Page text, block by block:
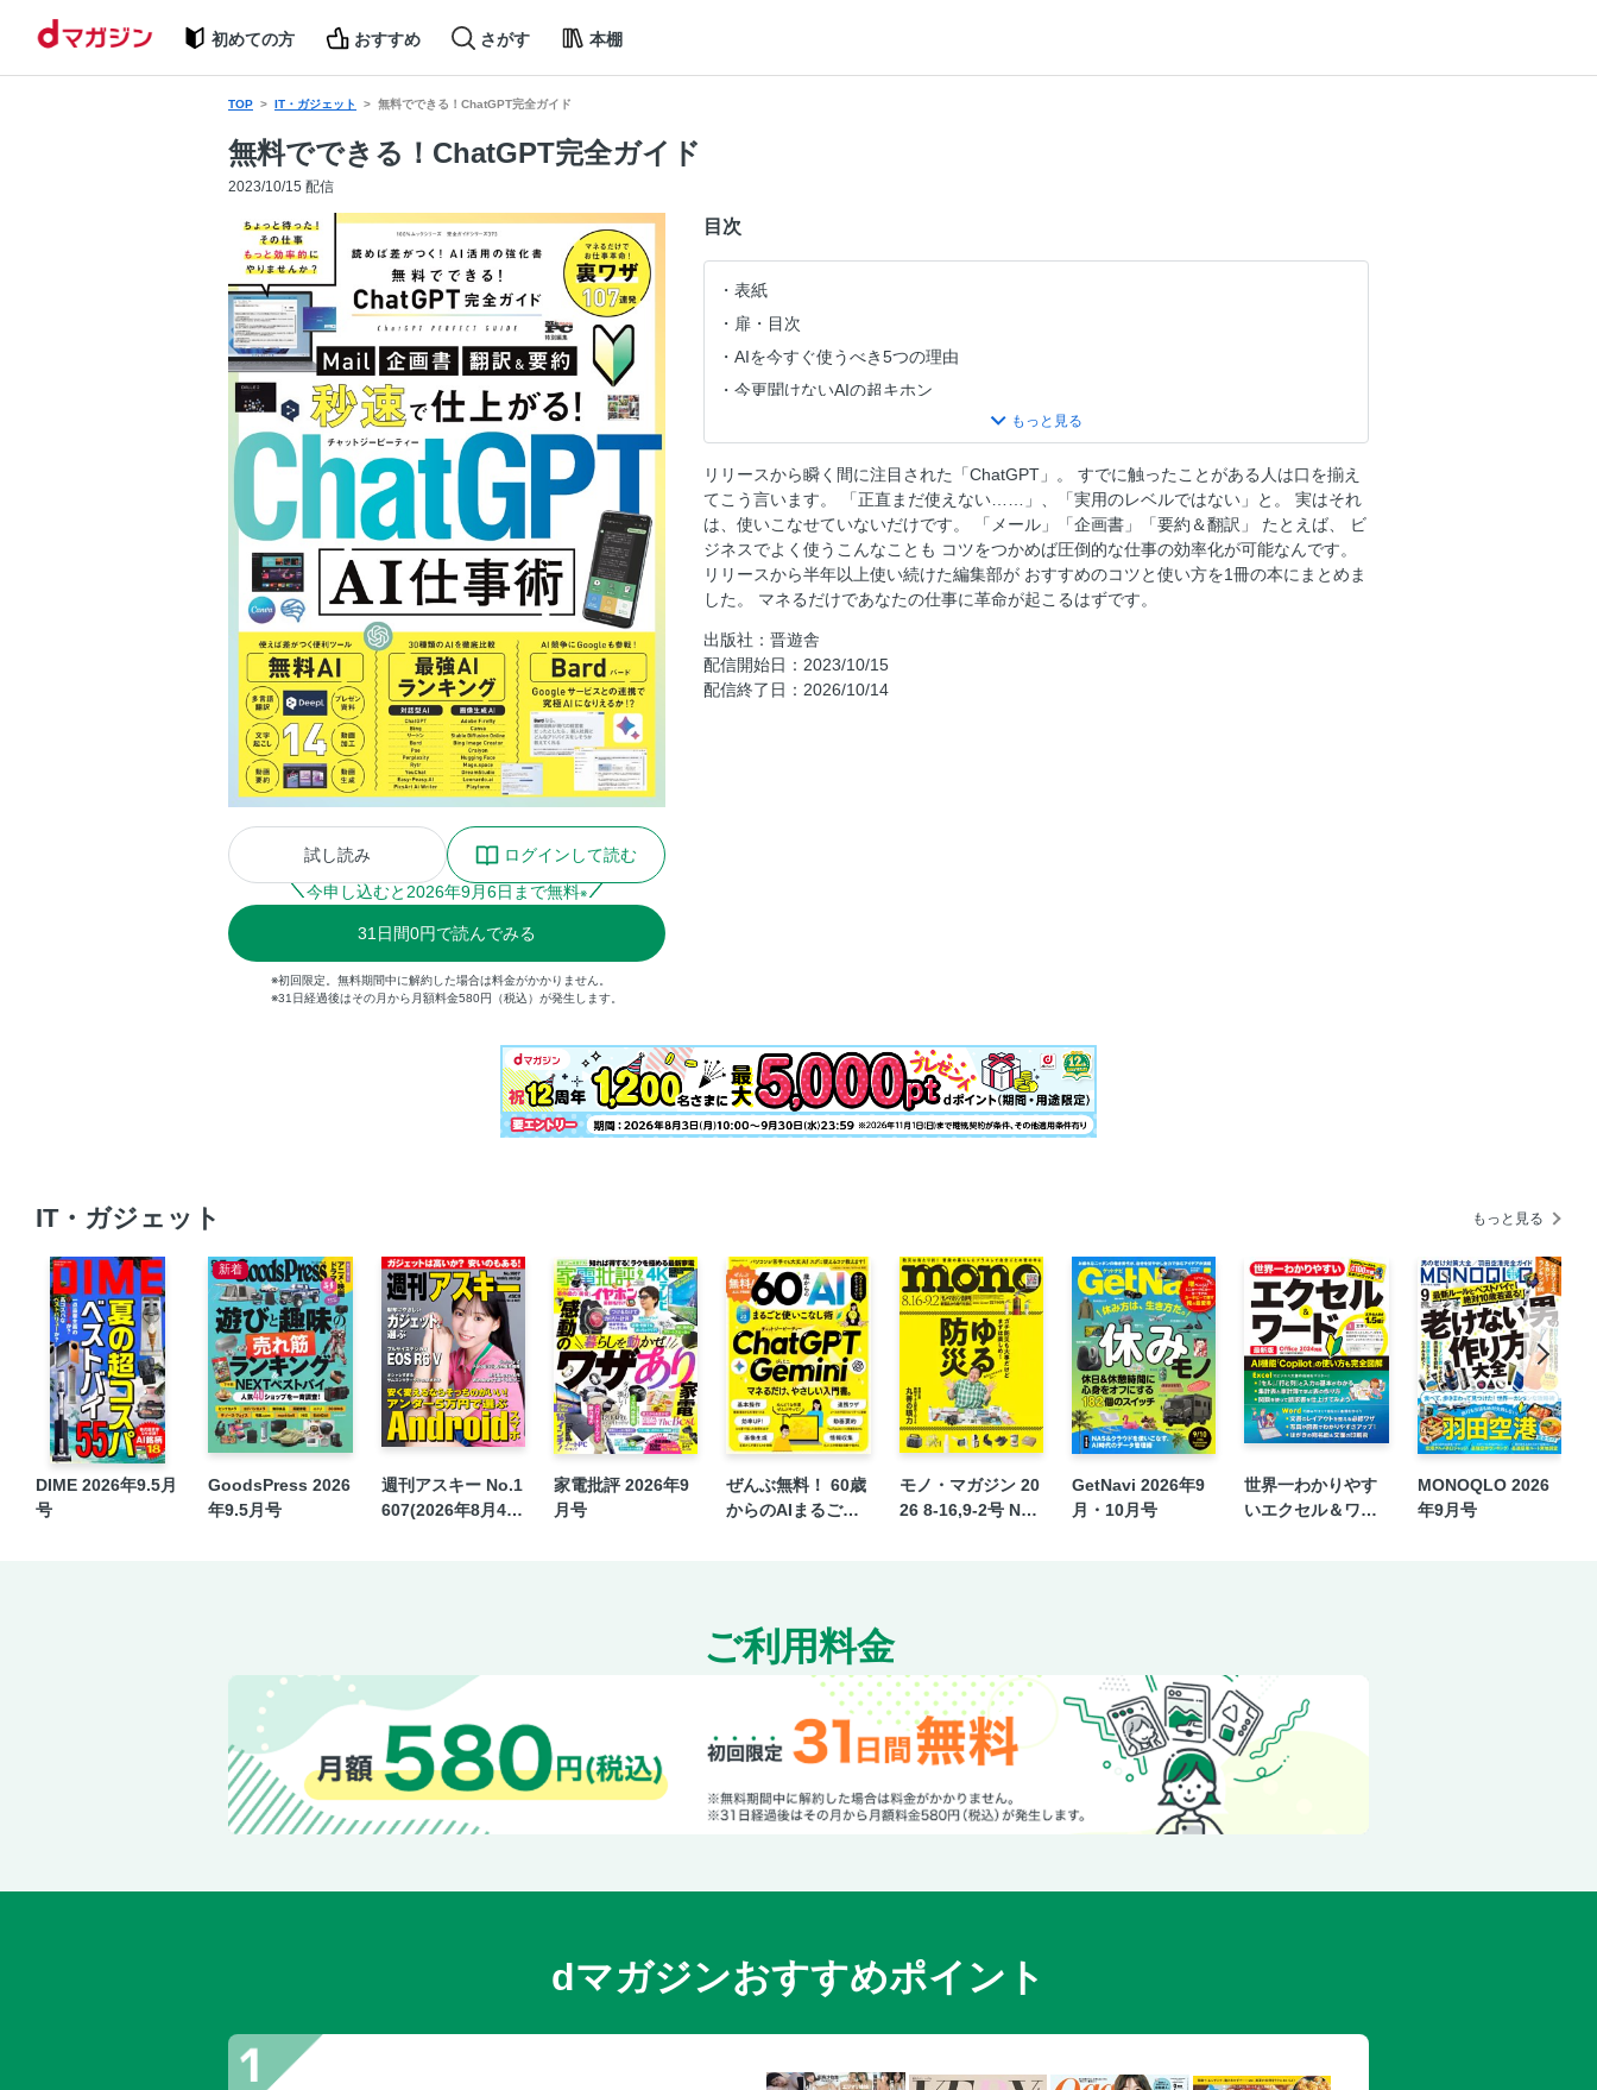
初めての方 おすすめ さがす 本棚
TOP IT・ガジェット 無料でできる！ChatGPT完全ガイド
無料でできる！ChatGPT完全ガイド
2023/10/15 配信
試し読み
ログインして読む
今申し込むと 2026年9月6日まで無料※
31 日間0円で読んでみる
※初回限定。無料期間中に解約した場合は料金がかかりません。
※31日経過後はその月から月額料金580円（税込）が発生します。
目次
表紙
扉・目次
AIを今すぐ使うべき5つの理由
今更聞けないAIの超キホン
使えば差がつく 最強無料AIツール
リリースから瞬く間に注目された「ChatGPT」。 すでに触ったことがある人は口を揃え
てこう言います。 「正直まだ使えない……」、「実用のレベルではない」と。 実はそれ
は、使いこなせていないだけです。 「メール」「企画書」「要約＆翻訳」 たとえば、 ビ
ジネスでよく使うこんなことも コツをつかめば圧倒的な仕事の効率化が可能なんです。
リリースから半年以上使い続けた編集部が おすすめのコツと使い方を1冊の本にまとめま
した。 マネるだけであなたの仕事に革命が起こるはずです。
出版社：晋遊舎
配信開始日：2023/10/15
配信終了日：2026/10/14
IT・ガジェット もっと見る
DIME 2026年9.5月
号
新着
GoodsPress 2026
年9.5月号
週刊アスキー No.1
607(2026年8月4日
家電批評 2026年9
月号
ぜんぶ無料！ 60歳
からのAIまるごと
モノ・マガジン 20
26 8-16,9-2号 NO.
GetNavi 2026年9
月・10月号
世界一わかりやす
いエクセル＆ワー
MONOQLO 2026
年9月号
ご利用料金
dマガジンおすすめポイント